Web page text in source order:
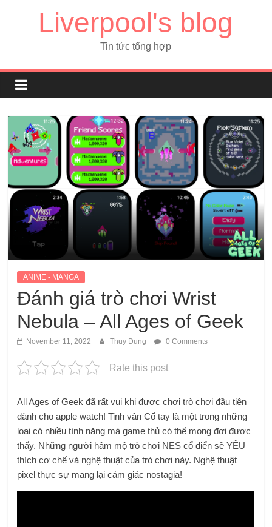
Liverpool's blog
Tin tức tổng hợp
ANIME - MANGA
Đánh giá trò chơi Wrist
Nebula – All Ages of Geek
November 11, 2022 Thuy Dung 0 Comments
Rate this post
All Ages of Geek đã rất vui khi được chơi trò chơi đầu tiên
dành cho apple watch! Tinh vân Cổ tay là một trong những
loại có nhiều tính năng mà game thủ có thể mong đợi được
thấy. Những người hâm mộ trò chơi NES cổ điển sẽ YÊU
thích cơ chế và nghệ thuật của trò chơi này. Nghệ thuật
pixel thực sự mang lại cảm giác nostagia!